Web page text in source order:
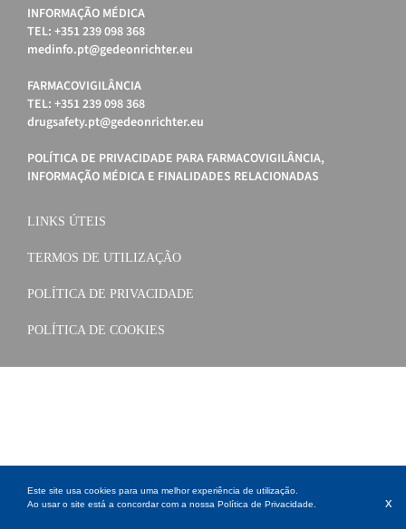
INFORMAÇÃO MÉDICA
TEL: +351 239 098 368
medinfo.pt@gedeonrichter.eu
FARMACOVIGILÂNCIA
TEL: +351 239 098 368
drugsafety.pt@gedeonrichter.eu
POLÍTICA DE PRIVACIDADE PARA FARMACOVIGILÂNCIA,
INFORMAÇÃO MÉDICA E FINALIDADES RELACIONADAS
LINKS ÚTEIS
TERMOS DE UTILIZAÇÃO
POLÍTICA DE PRIVACIDADE
POLÍTICA DE COOKIES
Este site usa cookies para uma melhor experiência de utilização.
Ao usar o site está a concordar com a nossa Política de Privacidade x